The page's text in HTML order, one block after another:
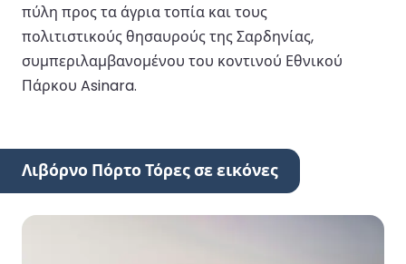
πύλη προς τα άγρια τοπία και τους
πολιτιστικούς θησαυρούς της Σαρδηνίας,
συμπεριλαμβανομένου του κοντινού Εθνικού
Πάρκου Asinara.
Λιβόρνο Πόρτο Τόρες σε εικόνες